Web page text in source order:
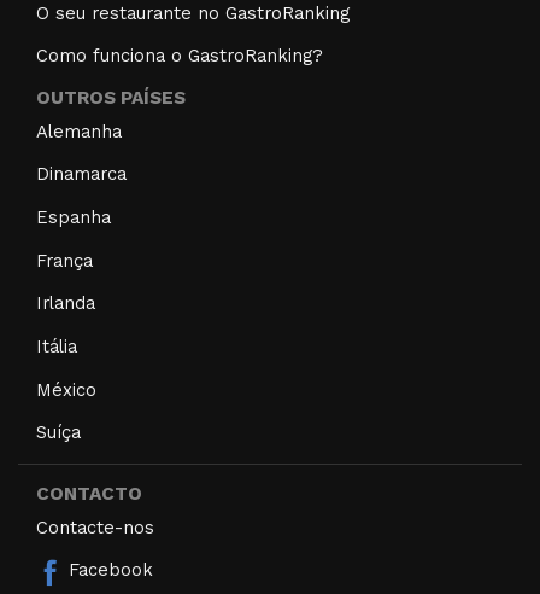
O seu restaurante no GastroRanking
Como funciona o GastroRanking?
OUTROS PAÍSES
Alemanha
Dinamarca
Espanha
França
Irlanda
Itália
México
Suíça
CONTACTO
Contacte-nos
Facebook